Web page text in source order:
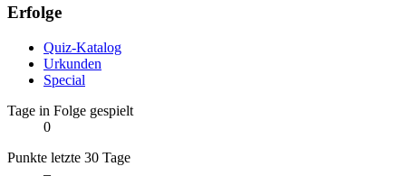
Erfolge
Quiz-Katalog
Urkunden
Special
Tage in Folge gespielt
0
Punkte letzte 30 Tage
–